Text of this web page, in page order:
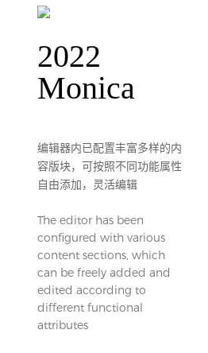
2022
Monica
编辑器内已配置丰富多样的内
容版块，可按照不同功能属性
自由添加，灵活编辑
The editor has been
configured with various
content sections, which
can be freely added and
edited according to
different functional
attributes